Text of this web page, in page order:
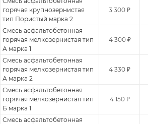
горячая крупнозернистая
тип Пористый марка 2
3 300 ₽
Смесь асфальтобетонная
горячая мелкозернистая тип
А марка 1
4 300 ₽
Смесь асфальтобетонная
горячая мелкозернистая тип
А марка 2
4 330 ₽
Смесь асфальтобетонная
горячая мелкозернистая тип
Б марка 1
4 150 ₽
Смесь асфальтобетонная